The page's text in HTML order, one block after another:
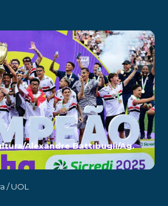
Alexandre Battibugli/Ag.
/ UOL